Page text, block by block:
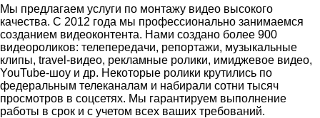
Мы предлагаем услуги по монтажу видео высокого
качества. С 2012 года мы профессионально занимаемся
созданием видеоконтента. Нами создано более 900
видеороликов: телепередачи, репортажи, музыкальные
клипы, travel-видео, рекламные ролики, имиджевое видео,
YouTube-шоу и др. Некоторые ролики крутились по
федеральным телеканалам и набирали сотни тысяч
просмотров в соцсетях. Мы гарантируем выполнение
работы в срок и с учетом всех ваших требований.